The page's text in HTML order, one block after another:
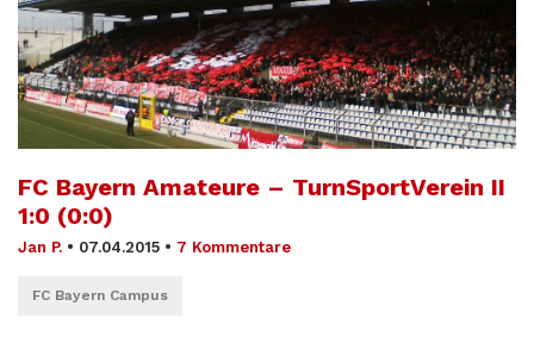
FC Bayern Amateure – TurnSportVerein II
1:0 (0:0)
Jan P. • 07.04.2015 • 7 Kommentare
FC Bayern Campus